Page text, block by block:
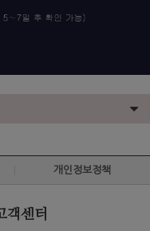
개인정보정책
센터